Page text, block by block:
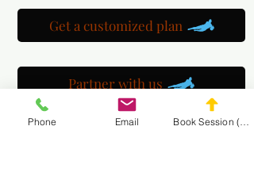
Get a customized plan
Partner with us
Phone Email